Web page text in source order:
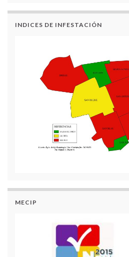
INDICES DE INFESTACIÓN
MECIP